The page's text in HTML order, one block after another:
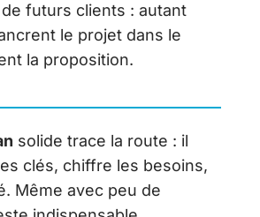
futurs clients : autant
le projet dans le
la proposition.
solide trace la route : il
clés, chiffre les besoins,
Même avec peu de